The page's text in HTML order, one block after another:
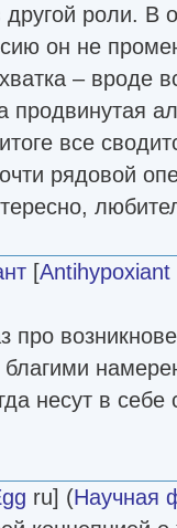
другой роли.
он не
– вроде
продвинутая
все
рядовой
[Antihypoxiant
про
благими
несут в
ru] (Научная